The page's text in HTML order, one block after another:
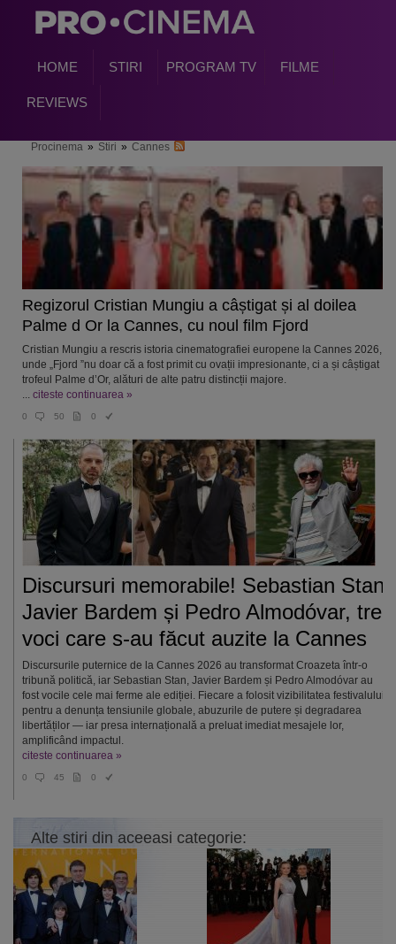
HOME STIRI PROGRAM TV FILME
REVIEWS
Procinema » Stiri » Cannes
Regizorul Cristian Mungiu a câștigat și al doilea
Palme d Or la Cannes, cu noul film Fjord
Cristian Mungiu a rescris istoria cinematografiei europene la Cannes 2026,
unde „Fjord ”nu doar că a fost primit cu ovații impresionante, ci a și câștigat
trofeul Palme d’Or, alături de alte patru distincții majore.
... citeste continuarea »
0 50 0
Discursuri memorabile! Sebastian Stan,
Javier Bardem și Pedro Almodóvar, trei
voci care s-au făcut auzite la Cannes
Discursurile puternice de la Cannes 2026 au transformat Croazeta într‑o
tribună politică, iar Sebastian Stan, Javier Bardem și Pedro Almodóvar au
fost vocile cele mai ferme ale ediției. Fiecare a folosit vizibilitatea festivalului
pentru a denunța tensiunile globale, abuzurile de putere și degradarea
libertăților — iar presa internațională a preluat imediat mesajele lor,
amplificând impactul.
citeste continuarea »
0 45 0
Alte stiri din aceeasi categorie: